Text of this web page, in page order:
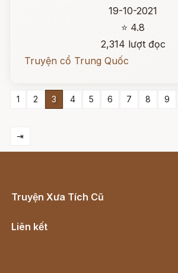
19-10-2021
⭐ 4.8
2,314 lượt đọc
Truyện cổ Trung Quốc
1 2 3 4 5 6 7 8 9
⇥
Truyện Xưa Tích Cũ
Liên kết